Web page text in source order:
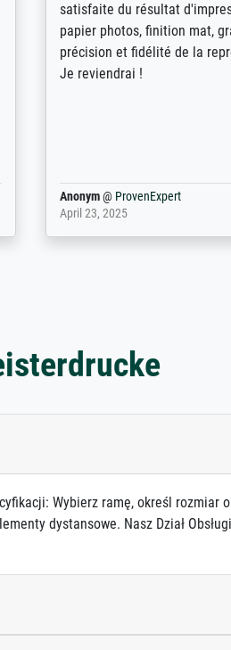
Extraordinaire diversité des
abordés et personnalisation
demandes (recadrage,
couleurs). Relation clientèle
Anonym@ ProvenExpert
March 31, 2025
Wybierz ramę, określ rozmiar
dystansowe. Nasz Dział